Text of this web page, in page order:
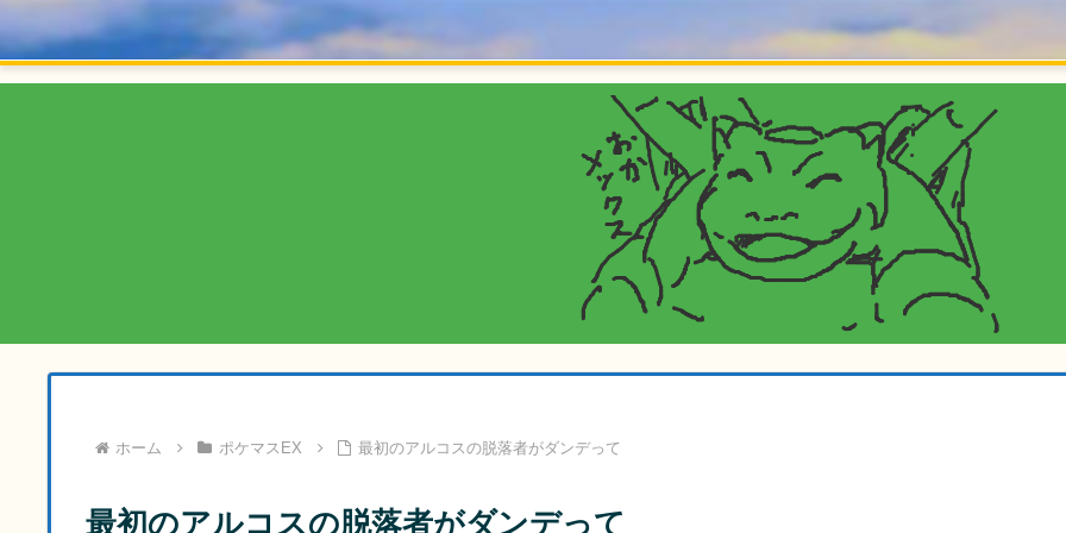
ホーム ポケマスEX 最初のアルコスの脱落者がダンデって
最初のアルコスの脱落者がダンデって